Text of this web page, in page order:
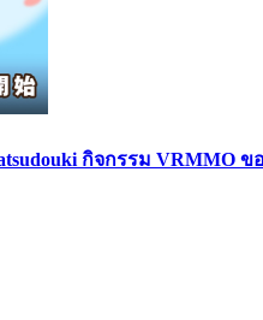
กิจกรรม VRMMO